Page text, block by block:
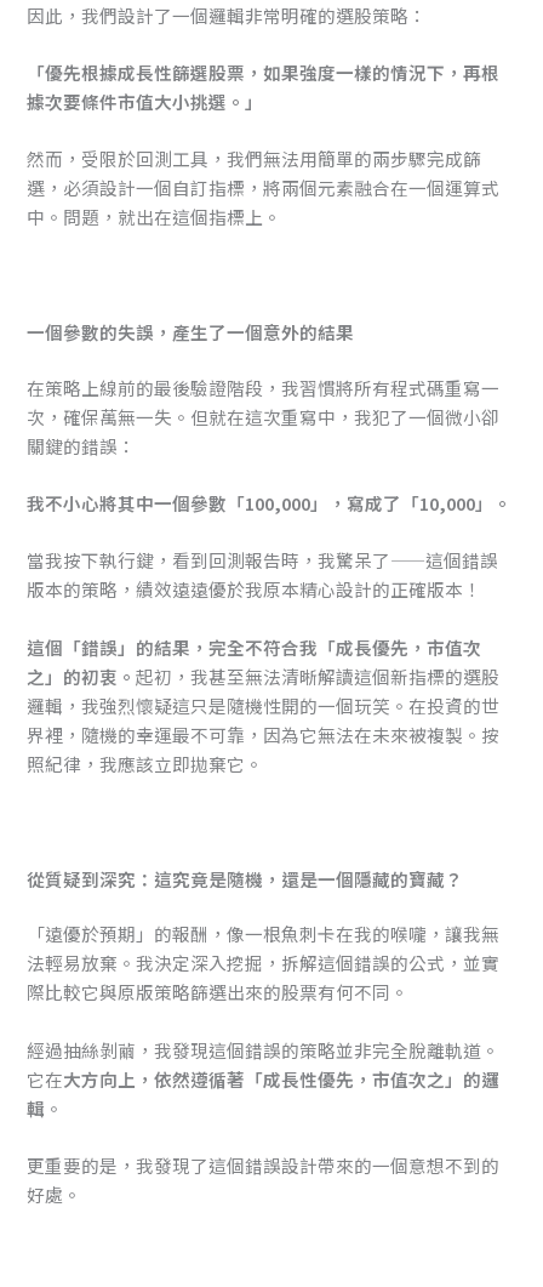
因此，我們設計了一個邏輯非常明確的選股策略：
「優先根據成長性篩選股票，如果強度一樣的情況下，再根
據次要條件市值大小挑選。」
然而，受限於回測工具，我們無法用簡單的兩步驟完成篩
選，必須設計一個自訂指標，將兩個元素融合在一個運算式
中。問題，就出在這個指標上。
一個參數的失誤，產生了一個意外的結果
在策略上線前的最後驗證階段，我習慣將所有程式碼重寫一
次，確保萬無一失。但就在這次重寫中，我犯了一個微小卻
關鍵的錯誤：
我不小心將其中一個參數「100,000」，寫成了「10,000」。
當我按下執行鍵，看到回測報告時，我驚呆了——這個錯誤
版本的策略，績效遠遠優於我原本精心設計的正確版本！
這個「錯誤」的結果，完全不符合我「成長優先，市值次
之」的初衷。起初，我甚至無法清晰解讀這個新指標的選股
邏輯，我強烈懷疑這只是隨機性開的一個玩笑。在投資的世
界裡，隨機的幸運最不可靠，因為它無法在未來被複製。按
照紀律，我應該立即拋棄它。
從質疑到深究：這究竟是隨機，還是一個隱藏的寶藏？
「遠優於預期」的報酬，像一根魚刺卡在我的喉嚨，讓我無
法輕易放棄。我決定深入挖掘，拆解這個錯誤的公式，並實
際比較它與原版策略篩選出來的股票有何不同。
經過抽絲剝繭，我發現這個錯誤的策略並非完全脫離軌道。
它在大方向上，依然遵循著「成長性優先，市值次之」的邏
輯 。
更重要的是，我發現了這個錯誤設計帶來的一個意想不到的
好處。